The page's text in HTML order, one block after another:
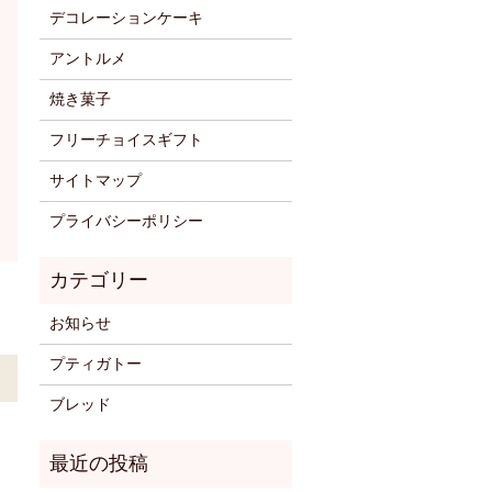
デコレーションケーキ
アントルメ
焼き菓子
フリーチョイスギフト
サイトマップ
プライバシーポリシー
お知らせ
プティガトー
ブレッド